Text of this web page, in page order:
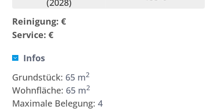
(2028)
Reinigung: €
Service: €
Infos
Grundstück: 65 m2
Wohnfläche: 65 m2
Maximale Belegung: 4